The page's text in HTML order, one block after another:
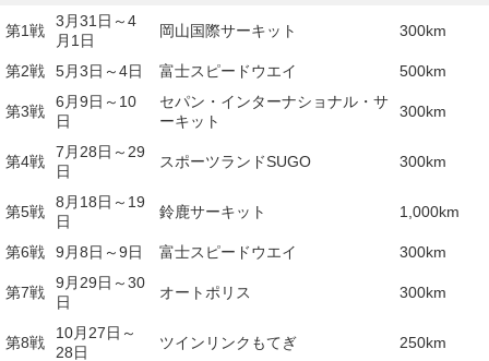
第1戦
3月31日～4
月1日
岡山国際サーキット 300km
第2戦 5月3日～4日 富士スピードウエイ 500km
第3戦
6月9日～10
日
セパン・インターナショナル・サ
ーキット
300km
第4戦
7月28日～29
日
スポーツランドSUGO 300km
第5戦
8月18日～19
日
鈴鹿サーキット 1,000km
第6戦 9月8日～9日 富士スピードウエイ 300km
第7戦
9月29日～30
日
オートポリス 300km
第8戦
10月27日～
28日
ツインリンクもてぎ 250km